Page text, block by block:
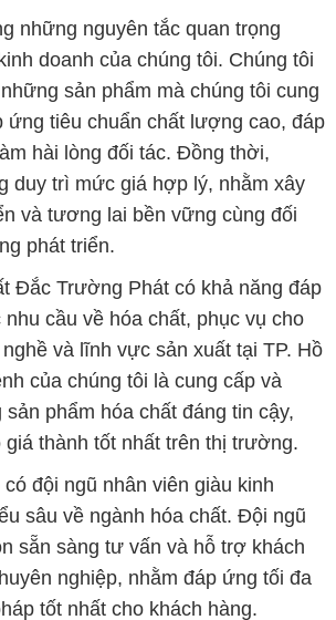
những nguyên tắc quan trọng
doanh của chúng tôi. Chúng tôi
sản phẩm mà chúng tôi cung
ứng tiêu chuẩn chất lượng cao, đáp
hài lòng đối tác. Đồng thời,
duy trì mức giá hợp lý, nhằm xây
và tương lai bền vững cùng đối
phát triển.
Đắc Trường Phát có khả năng đáp
cầu về hóa chất, phục vụ cho
và lĩnh vực sản xuất tại TP. Hồ
của chúng tôi là cung cấp và
phẩm hóa chất đáng tin cậy,
thành tốt nhất trên thị trường.
đội ngũ nhân viên giàu kinh
sâu về ngành hóa chất. Đội ngũ
sẵn sàng tư vấn và hỗ trợ khách
nghiệp, nhằm đáp ứng tối đa
tốt nhất cho khách hàng.